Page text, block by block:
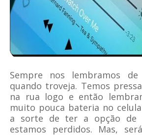
Sempre nos lembramos de
quando troveja. Temos
na rua logo e então
muito pouca bateria no
a sorte de ter a opção de
estamos perdidos. Mas,